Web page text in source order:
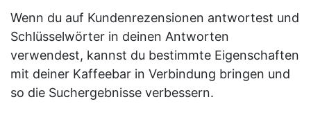
Wenn du auf Kundenrezensionen antwortest und
Schlüsselwörter in deinen Antworten
verwendest, kannst du bestimmte Eigenschaften
mit deiner Kaffeebar in Verbindung bringen und
so die Suchergebnisse verbessern.